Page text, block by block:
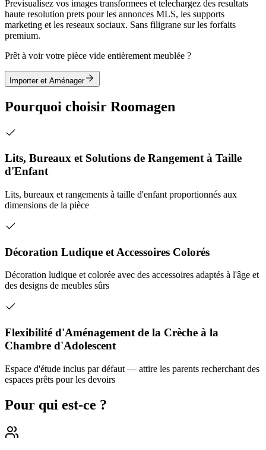
Previsualisez vos images transformees et telechargez des resultats
haute resolution prets pour les annonces MLS, les supports
marketing et les reseaux sociaux. Sans filigrane sur les forfaits
premium.
Prêt à voir votre pièce vide entièrement meublée ?
Importer et Aménager
Pourquoi choisir Roomagen
Lits, Bureaux et Solutions de Rangement à Taille
d'Enfant
Lits, bureaux et rangements à taille d'enfant proportionnés aux
dimensions de la pièce
Décoration Ludique et Accessoires Colorés
Décoration ludique et colorée avec des accessoires adaptés à l'âge et
des designs de meubles sûrs
Flexibilité d'Aménagement de la Crèche à la
Chambre d'Adolescent
Espace d'étude inclus par défaut — attire les parents recherchant des
espaces prêts pour les devoirs
Pour qui est-ce ?